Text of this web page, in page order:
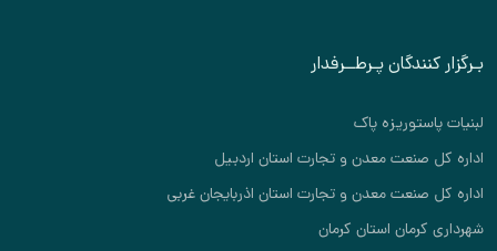
بـرگزار کنندگان پـرطــرفدار
لبنیات پاستوریزه پاک
اداره کل صنعت معدن و تجارت استان اردبیل
اداره کل صنعت معدن و تجارت استان اذربایجان غربی
شهرداری کرمان استان کرمان